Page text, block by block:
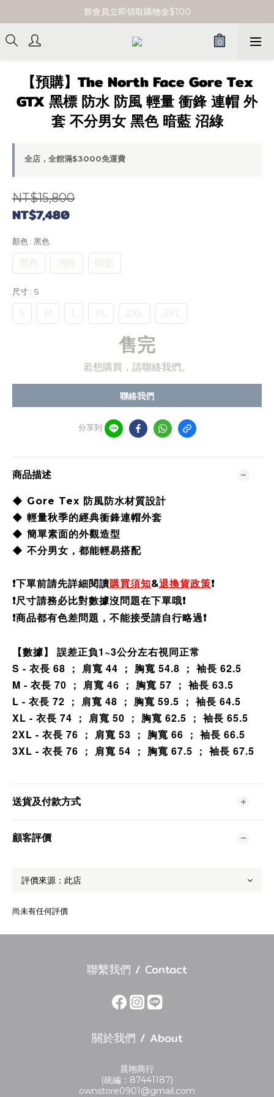
單筆消費滿 $3000 即享免運
新會員立即領取購物金$100
單筆消費滿 $3000 即享免運
【預購】The North Face Gore Tex
GTX 黑標 防水 防風 輕量 衝鋒 連帽 外
套 不分男女 黑色 暗藍 沼綠
全店，全館滿$3000免運費
NT$15,800
NT$7,480
顏色 : 黑色
黑色 沼綠 暗藍
尺寸 : S
S M L XL 2XL 3XL
售完
若想購買，請聯絡我們。
聯絡我們
分享到
商品描述
◆ Gore Tex 防風防水材質設計
◆ 輕量秋季的經典衝鋒連帽外套
◆ 簡單素面的外觀造型
◆ 不分男女，都能輕易搭配
❗️下單前請先詳細閱讀購買須知&退換貨政策❗️
❗️尺寸請務必比對數據沒問題在下單哦❗️
❗️商品都有色差問題，不能接受請自行略過❗️
【數據】 誤差正負1~3公分左右視同正常
S - 衣長 68 ； 肩寬 44 ； 胸寬 54.8 ； 袖長 62.5
M - 衣長 70 ； 肩寬 46 ； 胸寬 57 ； 袖長 63.5
L - 衣長 72 ； 肩寬 48 ； 胸寬 59.5 ； 袖長 64.5
XL - 衣長 74 ； 肩寬 50 ； 胸寬 62.5 ； 袖長 65.5
2XL - 衣長 76 ； 肩寬 53 ； 胸寬 66 ； 袖長 66.5
3XL - 衣長 76 ； 肩寬 54 ； 胸寬 67.5 ； 袖長 67.5
送貨及付款方式
顧客評價
尚未有任何評價
聯繫我們 / Contact
關於我們 / About
晨翊商行
(統編：87441187)
ownstore0901@gmail.com